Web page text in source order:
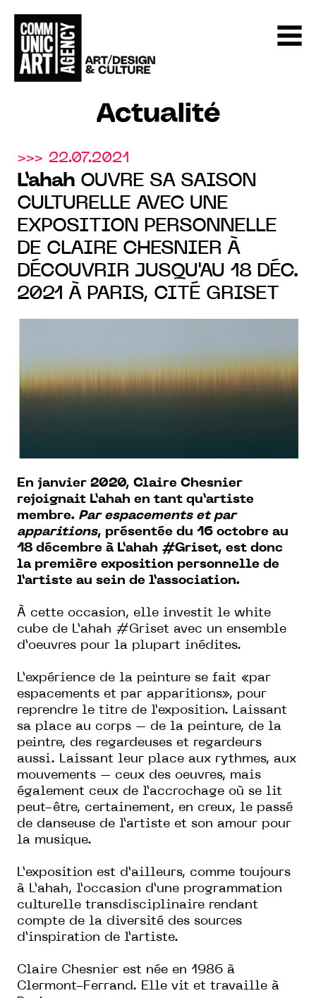
Actualité
>>> 22.07.2021
L’ahah OUVRE SA SAISON
CULTURELLE AVEC UNE
EXPOSITION PERSONNELLE
DE CLAIRE CHESNIER À
DÉCOUVRIR JUSQU'AU 18 DÉC.
2021 À PARIS, CITÉ GRISET
En janvier 2020, Claire Chesnier
rejoignait L’ahah en tant qu’artiste
membre. Par espacements et par
apparitions, présentée du 16 octobre au
18 décembre à L’ahah #Griset, est donc
la première exposition personnelle de
l’artiste au sein de l’association.
À cette occasion, elle investit le white
cube de L’ahah #Griset avec un ensemble
d’oeuvres pour la plupart inédites.
L’expérience de la peinture se fait «par
espacements et par apparitions», pour
reprendre le titre de l’exposition. Laissant
sa place au corps – de la peinture, de la
peintre, des regardeuses et regardeurs
aussi. Laissant leur place aux rythmes, aux
mouvements – ceux des oeuvres, mais
également ceux de l’accrochage où se lit
peut-être, certainement, en creux, le passé
de danseuse de l’artiste et son amour pour
la musique.
L’exposition est d’ailleurs, comme toujours
à L’ahah, l’occasion d’une programmation
culturelle transdisciplinaire rendant
compte de la diversité des sources
d’inspiration de l’artiste.
Claire Chesnier est née en 1986 à
Clermont-Ferrand. Elle vit et travaille à